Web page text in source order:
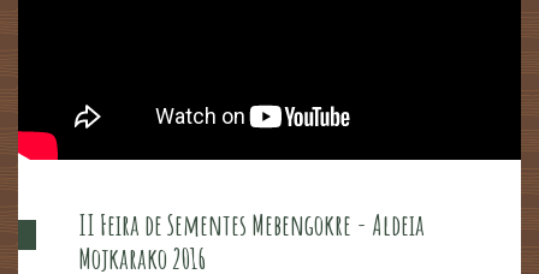
II Feira de Sementes Mebengokre - Aldeia
Mojkarako 2016